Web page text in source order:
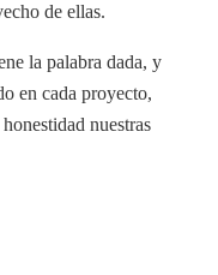
de ellas.
la palabra dada, y
en cada proyecto,
nuestras